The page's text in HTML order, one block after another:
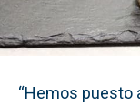
“Hemos puesto